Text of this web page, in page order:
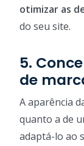
otimizar as
do seu site.
5.
de
A aparência
quanto a de
adaptá-lo ao